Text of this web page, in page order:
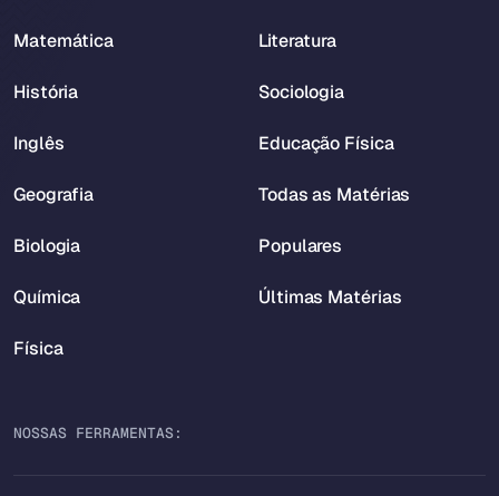
Matemática
História
Inglês
Geografia
Biologia
Química
Física
Literatura
Sociologia
Educação Física
Todas as Matérias
Populares
Últimas Matérias
NOSSAS FERRAMENTAS: